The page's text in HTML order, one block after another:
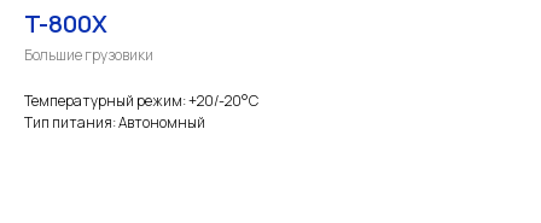
T-800X
Большие грузовики
Температурный режим: +20/-20°С
Тип питания: Автономный